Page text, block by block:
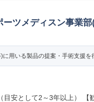
ーツメディスン事業
用いる製品の提案・手術支援を
安として2～3年以上） 【